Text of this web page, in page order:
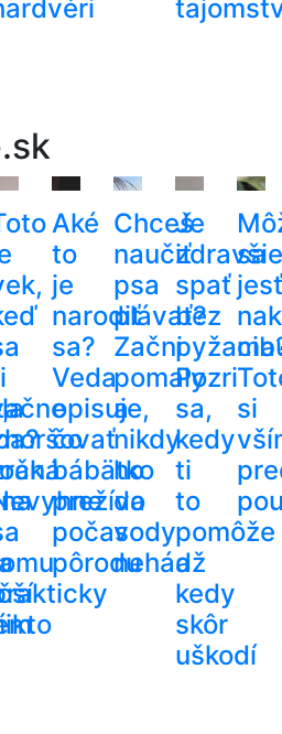
Aké
to
je
narodiť
sa?
Veda
opisuje,
čo
bábätko
prežíva
počas
pôrodu
Chceš
naučiť
psa
plávať?
Začni
pomaly
a
nikdy
ho
do
vody
nehádž
Je
zdravšie
spať
bez
Pozri
sa,
kedy
ti
to
pomôže
a
kedy
skôr
uškodí
sa
jesť
si